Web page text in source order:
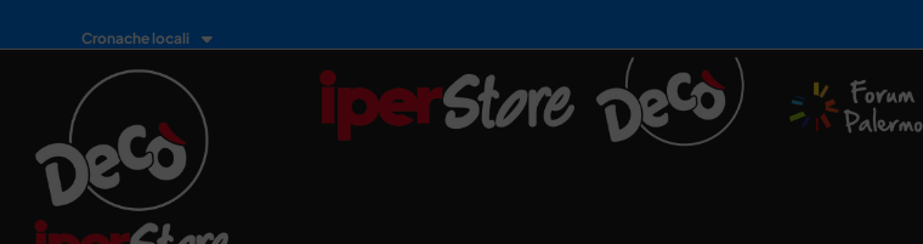
Cronache locali